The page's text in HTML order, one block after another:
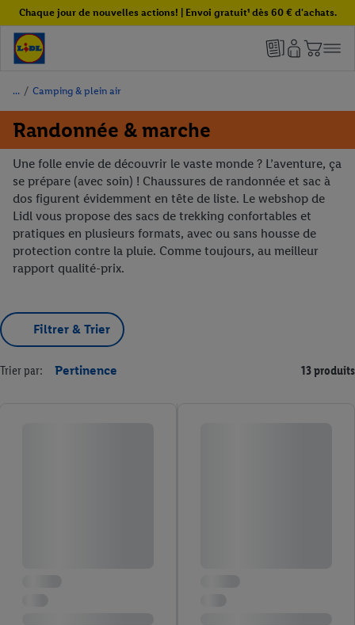
Chaque jour de nouvelles actions! | Envoi gratuit¹ dès 60 € d'achats.
/ Camping & plein air
Randonnée & marche
Une folle envie de découvrir le vaste monde ? L’aventure, ça
se prépare (avec soin) ! Chaussures de randonnée et sac à
dos figurent évidemment en tête de liste. Le webshop de
Lidl vous propose des sacs de trekking confortables et
pratiques en plusieurs formats, avec ou sans housse de
protection contre la pluie. Comme toujours, au meilleur
rapport qualité-prix.
Filtrer & Trier
Trier par: Pertinence 13 produits